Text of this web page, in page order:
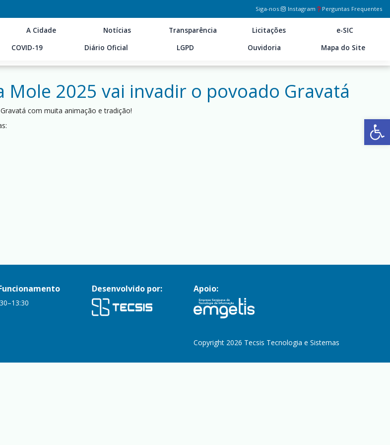
Siga-nos: Instagram Perguntas Frequentes
A Cidade Notícias Transparência Licitações
e-SIC
COVID-19 Diário Oficial LGPD Ouvidoria Mapa do Site
2025 vai invadir o povoado Gravatá
com muita animação e tradição!
Desenvolvido por: Apoio:
Copyright 2026 Tecsis Tecnologia e Sistemas